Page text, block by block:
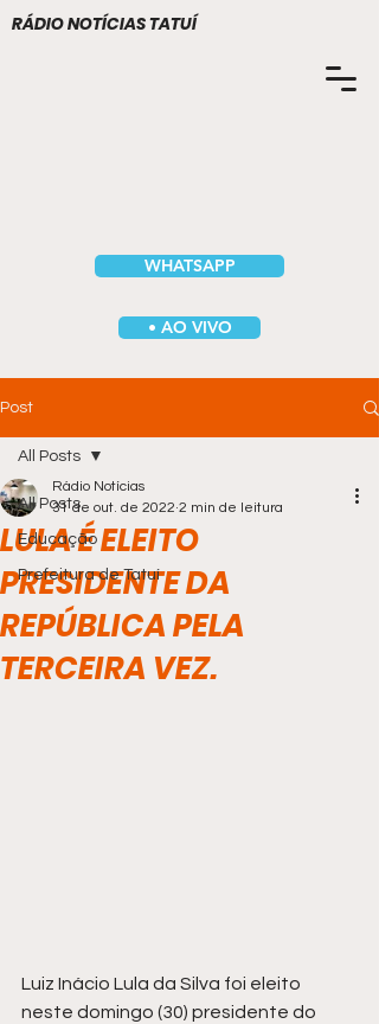
WHATSAPP
RÁDIO NOTÍCIAS TATUÍ
• AO VIVO
Post
All Posts
Educação
Prefeitura de Tatuí
All Posts
LULA É ELEITO
PRESIDENTE DA
REPÚBLICA PELA
TERCEIRA VEZ.
Rádio Notícias
31 de out. de 2022 2 min de leitura
Luiz Inácio Lula da Silva foi eleito
neste domingo (30) presidente do